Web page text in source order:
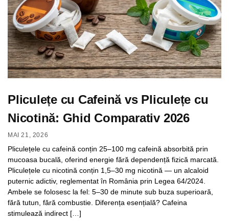
Pliculețe cu Cafeină vs Pliculețe cu
Nicotină: Ghid Comparativ 2026
MAI 21, 2026
Pliculețele cu cafeină conțin 25–100 mg cafeină absorbită prin
mucoasa bucală, oferind energie fără dependență fizică marcată.
Pliculețele cu nicotină conțin 1,5–30 mg nicotină — un alcaloid
puternic adictiv, reglementat în România prin Legea 64/2024.
Ambele se folosesc la fel: 5–30 de minute sub buza superioară,
fără tutun, fără combustie. Diferența esențială? Cafeina
stimulează indirect […]